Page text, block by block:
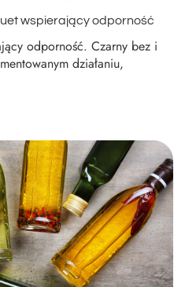
wspierający odporność
odporność. Czarny bez i
działaniu,